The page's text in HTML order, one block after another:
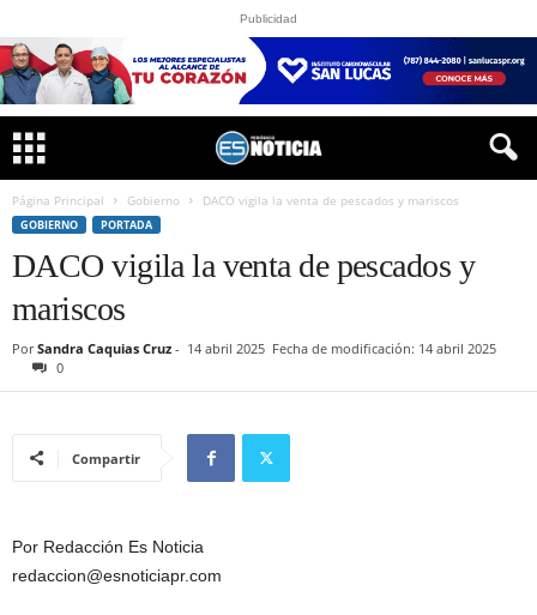
Publicidad
Página Principal Gobierno DACO vigila la venta de pescados y mariscos
GOBIERNO PORTADA
DACO vigila la venta de pescados y
mariscos
Por Sandra Caquias Cruz - 14 abril 2025 Fecha de modificación: 14 abril 2025
0
Compartir
Por Redacción Es Noticia
redaccion@esnoticiapr.com